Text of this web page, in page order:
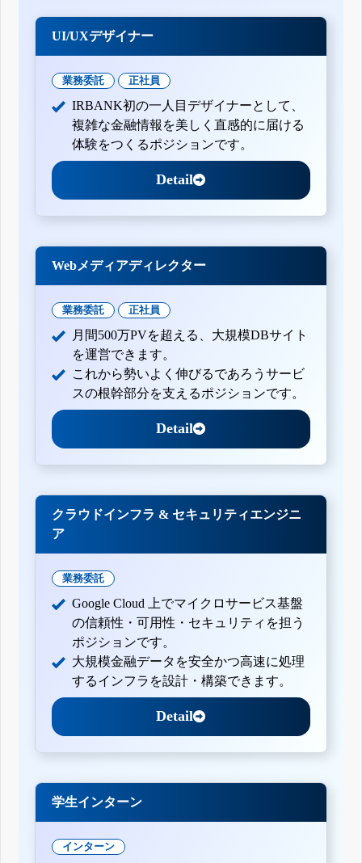
UI/UXデザイナー
業務委託 正社員
IRBANK初の一人目デザイナーとして、
複雑な金融情報を美しく直感的に届ける
体験をつくるポジションです。
Detail
Webメディアディレクター
業務委託 正社員
月間500万PVを超える、大規模DBサイト
を運営できます。
これから勢いよく伸びるであろうサービ
スの根幹部分を支えるポジションです。
Detail
クラウドインフラ & セキュリティエンジニ
ア
業務委託
Google Cloud 上でマイクロサービス基盤
の信頼性・可用性・セキュリティを担う
ポジションです。
大規模金融データを安全かつ高速に処理
するインフラを設計・構築できます。
Detail
学生インターン
インターン